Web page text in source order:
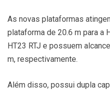
As novas plataformas
plataforma de 20.6 m para a
HT23 RTJ e possuem
m, respectivamente.
Além disso, possui dupla